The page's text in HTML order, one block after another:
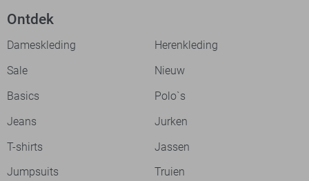
Ontdek
Dameskleding
Herenkleding
Sale
Nieuw
Basics
Polo`s
Jeans
Jurken
T-shirts
Jassen
Jumpsuits
Truien